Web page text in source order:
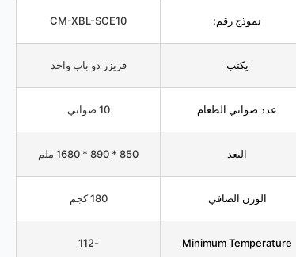
نموذج رقم: CM-XBL-SCE10
يكتب فريزر ذو باب واحد
عدد صواني الطعام 10 صواني
البعد 850 * 890 * 1680 ملم
الوزن الصافي 180 كجم
Minimum Temperature
-112